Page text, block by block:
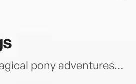
pony adventures…